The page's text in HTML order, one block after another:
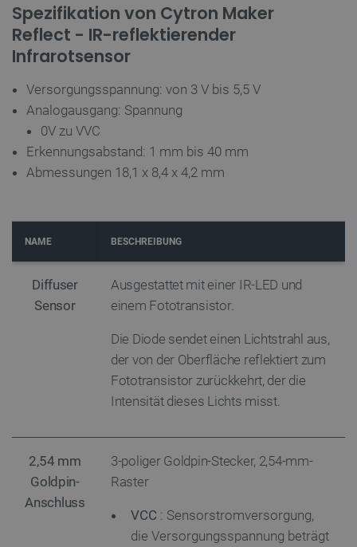
Spezifikation von Cytron Maker
Reflect - IR-reflektierender
Infrarotsensor
Versorgungsspannung: von 3 V bis 5,5 V
Analogausgang: Spannung
0V zu VVC
Erkennungsabstand: 1 mm bis 40 mm
Abmessungen 18,1 x 8,4 x 4,2 mm
NAME BESCHREIBUNG
Diffuser
Sensor
Ausgestattet mit einer IR-LED und
einem Fototransistor.
Die Diode sendet einen Lichtstrahl aus,
der von der Oberfläche reflektiert zum
Fototransistor zurückkehrt, der die
Intensität dieses Lichts misst.
2,54 mm
Goldpin-
Anschluss
3-poliger Goldpin-Stecker, 2,54-mm-
Raster
VCC : Sensorstromversorgung,
die Versorgungsspannung beträgt
wesentliche Kernfunktionen der Website wie die
Benutzeranmeldung und die Kontoverwaltung.
Ohne die unbedingt erforderlichen Cookies kann
werden.
Name
VISITOR_PRIVACY_METADATA
critAccountId
LaVisitorId_Ym90bGFuZC5sYWRlc2suY29tLw
Datenschutzerklärung von Google